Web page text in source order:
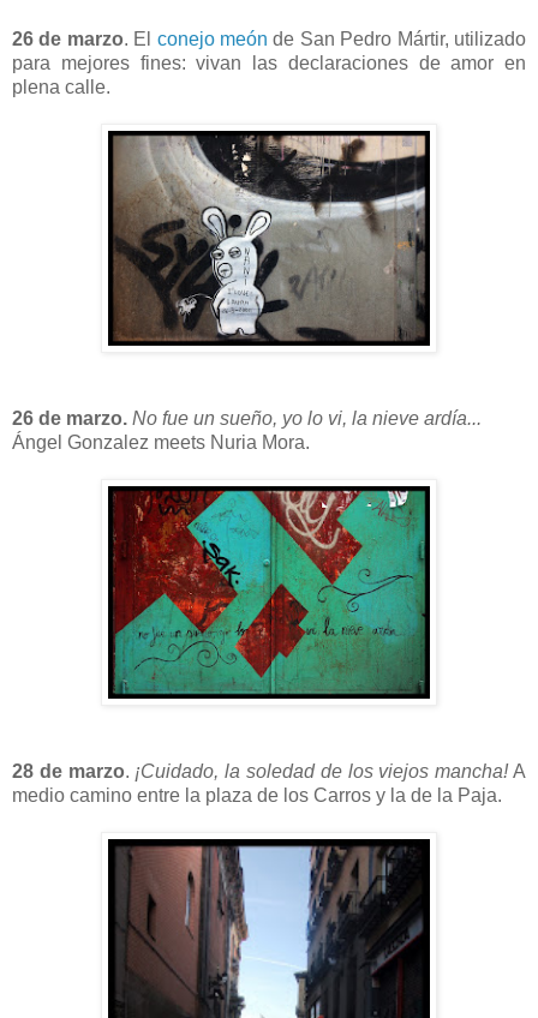
26 de marzo. El conejo meón de San Pedro Mártir, utilizado
para mejores fines: vivan las declaraciones de amor en
plena calle.
26 de marzo. No fue un sueño, yo lo vi, la nieve ardía...
Ángel Gonzalez meets Nuria Mora.
28 de marzo. ¡Cuidado, la soledad de los viejos mancha!A
medio camino entre la plaza de los Carros y la de la Paja.